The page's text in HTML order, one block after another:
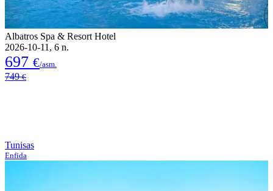
Albatros Spa & Resort Hotel
2026-10-11, 6 n.
697 €/asm.
749€
Tunisas
Enfida